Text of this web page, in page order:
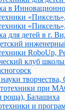
в
для детей в г.
RoboUp,
клуб
при
роща), Балашиха
и